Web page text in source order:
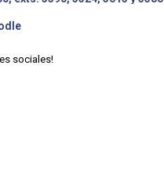
sociales!